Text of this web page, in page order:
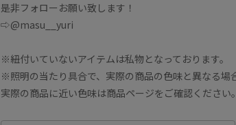
是非フォローお願い致します！
⇨@masu__yuri
※紐付いていないアイテムは私物となっております。
※照明の当たり具合で、実際の商品の色味と異なる場
実際の商品に近い色味は商品ページをご確認ください。